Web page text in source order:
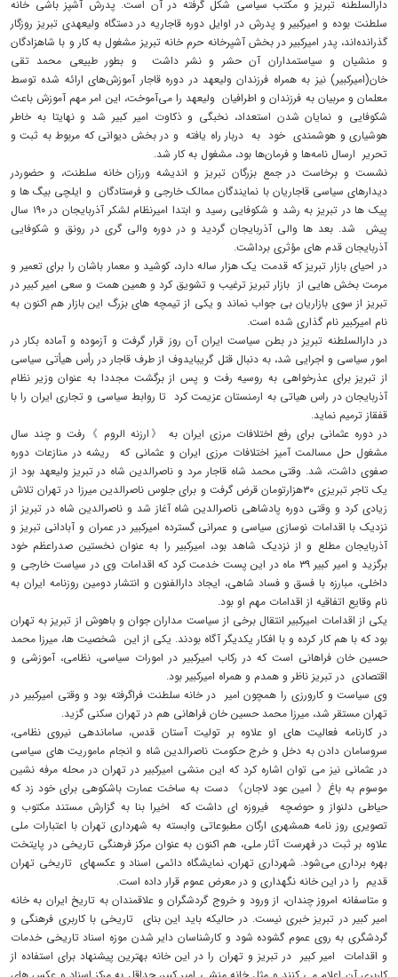
دارالسلطنه تبریز و مکتب سیاسی شکل گرفته در آن است. پدرش آشپز باشی خانه
سلطنت بوده و امیرکبیر و پدرش در اوایل دوره قاجاریه در دستگاه ولیعهدی تبریز روزگار
گذرانده‌اند، پدر امیرکبیر در بخش آشپرخانه حرم خانه تبریز مشغول به کار و با شاهزادگان
و منشیان و سیاستمداران آن حشر و نشر داشت و بطور طبیعی محمد تقی
خان(امیرکبیر) نیز به همراه فرزندان ولیعهد در دوره قاجار آموزش‌های ارائه شده توسط
معلمان و مربیان به فرزندان و اطرافیان ولیعهد را می‌آموخت، این امر مهم آموزش باعث
شکوفایی و نمایان شدن استعداد، نخبگی و ذکاوت امیر کبیر شد و نهایتا به خاطر
هوشیاری و هوشمندی خود به دربار راه یافته و در بخش دیوانی که مربوط به ثبت و
تحریر ارسال نامه‌ها و فرمان‌ها بود، مشغول به کار شد.
نشست و برخاست در جمع بزرگان تبریز و اندیشه ورزان خانه سلطنت، و حضوردر
دیدارهای سیاسی قاجاریان با نمایندگان ممالک خارجی و فرستادگان و ایلچی بیگ ها و
پیک ها در تبریز به رشد و شکوفایی رسید و ابتدا امیرنظام لشکر آذربایجان در ۱۹۰ سال
پیش شد. بعد ها والی آذربایجان گردید و در دوره والی گری در رونق و شکوفایی
آذربایجان قدم های مؤثری برداشت.
در احیای بازار تبریز که قدمت یک هزار ساله دارد، کوشید و معمار باشان را برای تعمیر و
مرمت بخش هایی از بازار تبریز ترغیب و تشویق کرد و همین همت و سعی امیر کبیر در
تبریز از سوی بازاریان بی جواب نماند و یکی از تیمچه های بزرگ این بازار هم اکنون به
نام امیرکبیر نام گذاری شده است.
در دارالسلطنه تبریز در بطن سیاست ایران آن روز قرار گرفت و آزموده و آماده بکار در
امور سیاسی و اجرایی شد، به دنبال قتل گریبایدوف از طرف قاجار در رأس هیأتی سیاسی
از تبریز برای عذرخواهی به روسیه رفت و پس از برگشت مجددا به عنوان وزیر نظام
آذربایجان در راس هیاتی به ارمنستان عزیمت کرد تا روابط سیاسی و تجاری ایران را با
قفقاز ترمیم نماید.
در دوره عثمانی برای رفع اختلافات مرزی ایران به 《ارزنه الروم 》رفت و چند سال
مشغول حل مسالمت آمیز اختلافات مرزی ایران و عثمانی که ریشه در منازعات دوره
صفوی داشت، شد. وقتی محمد شاه قاجار مرد و ناصرالدین شاه در تبریز ولیعهد بود از
یک تاجر تبریزی ۳۰هزارتومان قرض گرفت و برای جلوس ناصرالدین میرزا در تهران تلاش
زیادی کرد و وقتی دوره پادشاهی ناصرالدین شاه آغاز شد و ناصرالدین شاه در تبریز از
نزدیک با اقدامات نوسازی سیاسی و عمرانی گسترده امیرکبیر در عمران و آبادانی تبریز و
آذربایجان مطلع و از نزدیک شاهد بود، امیرکبیر را به عنوان نخستین صدراعظم خود
برگزید و امیر کبیر ۳۹ ماه در این پست خدمت کرد که اقدامات وی در سیاست خارجی و
داخلی، مبارزه با فسق و فساد شاهی، ایجاد دارالفنون و انتشار دومین روزنامه ایران به
نام وقایع اتفاقیه از اقدامات مهم او بود.
یکی از اقدامات امیرکبیر انتقال برخی از سیاست مداران جوان و باهوش از تبریز به تهران
بود که با هم کار کرده و با افکار یکدیگر آگاه بودند. یکی از این شخصیت ها، میرزا محمد
حسین خان فراهانی است که در رکاب امیرکبیر در امورات سیاسی، نظامی، آموزشی و
اقتصادی در تبریز ناظر و همدم و همراه امیرکبیر بود.
وی سیاست و کارورزی را همچون امیر در خانه سلطنت فراگرفته بود و وقتی امیرکبیر در
تهران مستقر شد، میرزا محمد حسین خان فراهانی هم در تهران سکنی گزید.
در کارنامه فعالیت های او علاوه بر تولیت آستان قدس، ساماندهی نیروی نظامی،
سروسامان دادن به دخل و خرج حکومت ناصرالدین شاه و انجام ماموریت های سیاسی
در عثمانی نیز می توان اشاره کرد که این منشی امیرکبیر در تهران در محله مرفه نشین
موسوم به باغ《 امین عود لاجان》 دست به ساخت عمارت باشکوهی برای خود زد که
حیاطی دلنواز و حوضچه فیروزه ای داشت که اخیرا بنا به گزارش مستند مکتوب و
تصویری روز نامه همشهری ارگان مطبوعاتی وابسته به شهرداری تهران با اعتبارات ملی
علاوه بر ثبت در فهرست آثار ملی، هم اکنون به عنوان مرکز فرهنگی تاریخی در پایتخت
بهره برداری می‌شود. شهرداری تهران، نمایشگاه دائمی اسناد و عکسهای تاریخی تهران
قدیم را در این خانه نگهداری و در معرض عموم قرار داده است.
و متاسفانه امروز چندان، از ورود و خروج گردشگران و علاقمندان به تاریخ ایران به خانه
امیر کبیر در تبریز خبری نیست. در حالیکه باید این بنای تاریخی با کاربری فرهنگی و
گردشگری به روی عموم گشوده شود و کارشناسان دایر شدن موزه اسناد تاریخی خدمات
و اقدامات امیر کبیر در تبریز و تهران را در این خانه بهترین پیشنهاد برای استفاده از